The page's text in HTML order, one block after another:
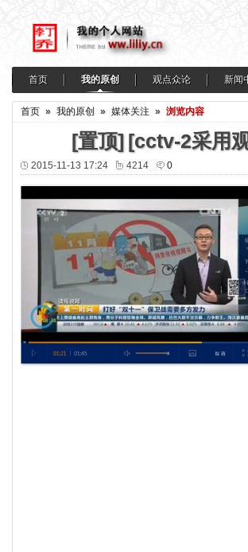
首页 我的原创 观点众论 新闻
首页 » 我的原创 » 媒体关注 » 浏览内容
[置顶] [cctv-2采用
2015-11-13 17:24 4214 0